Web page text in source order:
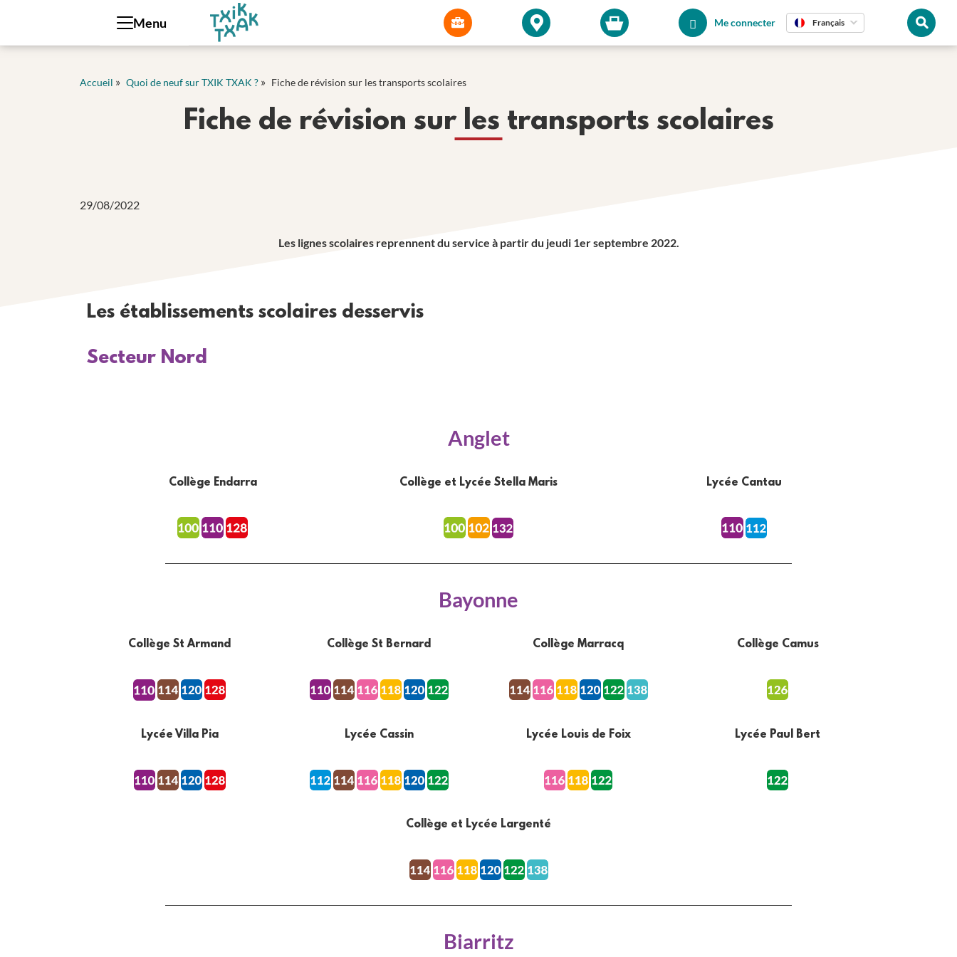
Menu Me connecter Français
Accueil » Quoi de neuf sur TXIK TXAK ? » Fiche de révision sur les transports scolaires
Fiche de révision sur les transports scolaires
29/08/2022
Les lignes scolaires reprennent du service à partir du jeudi 1er septembre 2022.
Les établissements scolaires desservis
Secteur Nord
Anglet
Collège Endarra Collège et Lycée Stella Maris Lycée Cantau
Bayonne
Collège St Armand Collège St Bernard Collège Marracq Collège Camus
Lycée Villa Pia Lycée Cassin Lycée Louis de Foix Lycée Paul Bert
Collège et Lycée Largenté
Biarritz